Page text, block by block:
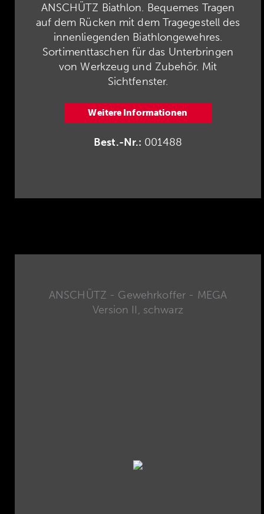
ANSCHÜTZ Biathlon. Bequemes Tragen
auf dem Rücken mit dem Tragegestell des
innenliegenden Biathlongewehres.
Sortimenttaschen für das Unterbringen
von Werkzeug und Zubehör. Mit
Sichtfenster.
Weitere Informationen
Best.-Nr.: 001488
ANSCHÜTZ - Gewehrkoffer - MEGA
Version II, schwarz